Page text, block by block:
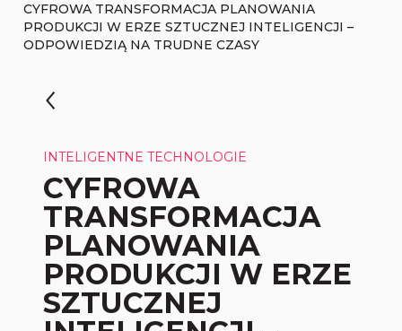
CYFROWA TRANSFORMACJA PLANOWANIA
PRODUKCJI W ERZE SZTUCZNEJ INTELIGENCJI –
ODPOWIEDZIĄ NA TRUDNE CZASY
INTELIGENTNE TECHNOLOGIE
CYFROWA
TRANSFORMACJA
PLANOWANIA
PRODUKCJI W ERZE
SZTUCZNEJ